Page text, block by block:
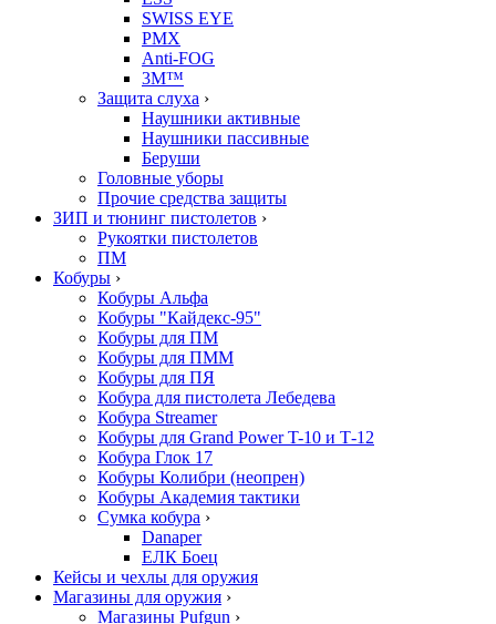
SWISS EYE
PMX
Anti-FOG
3M™
Защита слуха ›
Наушники активные
Наушники пассивные
Беруши
Головные уборы
Прочие средства защиты
ЗИП и тюнинг пистолетов ›
Рукоятки пистолетов
ПМ
Кобуры ›
Кобуры Альфа
Кобуры "Кайдекс-95"
Кобуры для ПМ
Кобуры для ПММ
Кобуры для ПЯ
Кобура для пистолета Лебедева
Кобура Streamer
Кобуры для Grand Power T-10 и Т-12
Кобура Глок 17
Кобуры Колибри (неопрен)
Кобуры Академия тактики
Сумка кобура ›
Danaper
ЕЛК Боец
Кейсы и чехлы для оружия
Магазины для оружия ›
Магазины Pufgun ›